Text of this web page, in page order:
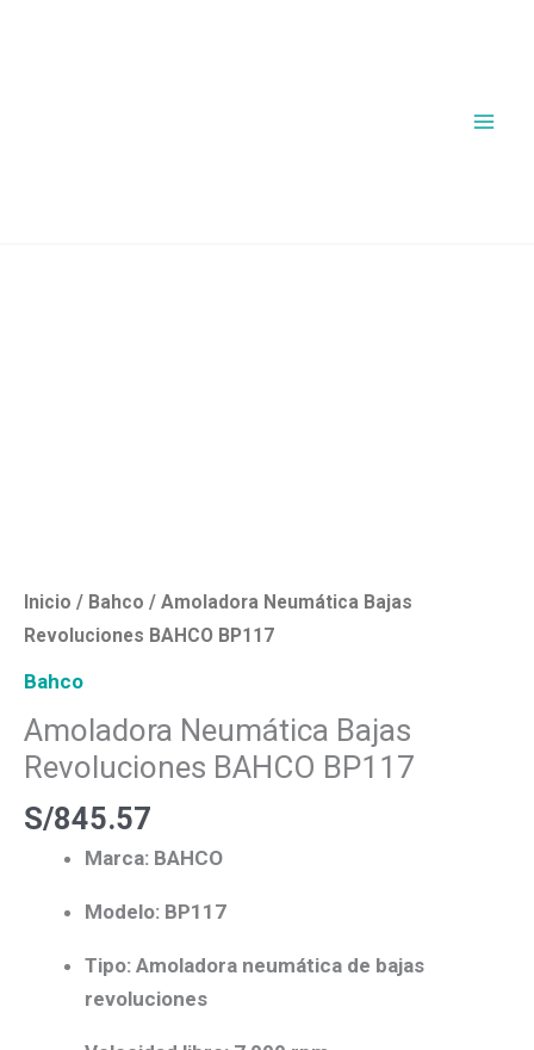
Inicio / Bahco / Amoladora Neumática Bajas
Revoluciones BAHCO BP117
Bahco
Amoladora Neumática Bajas
Revoluciones BAHCO BP117
S/845.57
Marca: BAHCO
Modelo: BP117
Tipo: Amoladora neumática de bajas
revoluciones